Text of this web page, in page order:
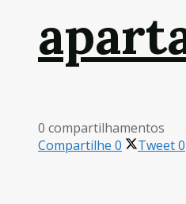
0 compartilhamentos
Compartilhe 0 Tweet0